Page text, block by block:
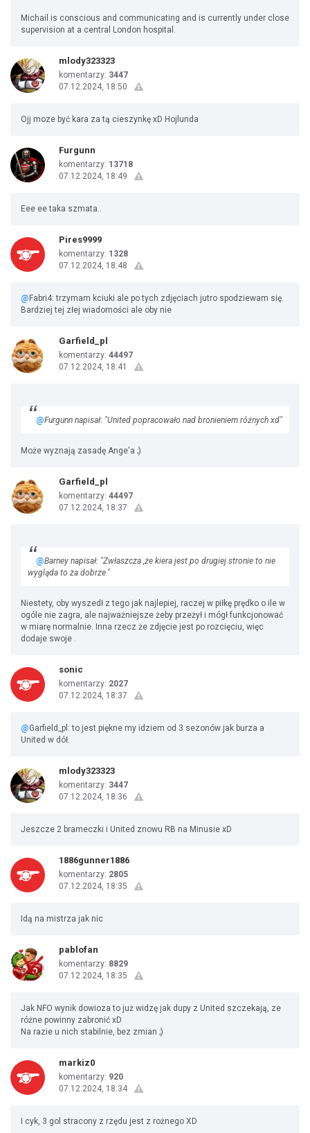
Michail is conscious and communicating and is currently under close
supervision at a central London hospital.
mlody323323
komentarzy: 3447
07.12.2024, 18:50
Ojj moze być kara za tą cieszynkę xD Hojlunda
Furgunn
komentarzy: 13718
07.12.2024, 18:49
Eee ee taka szmata..
Pires9999
komentarzy: 1328
07.12.2024, 18:48
@ Fabri4: trzymam kciuki ale po tych zdjęciach jutro spodziewam się.
Bardziej tej złej wiadomości ale oby nie
Garfield_pl
komentarzy: 44497
07.12.2024, 18:41
@Furgunn napisał: "United popracowało nad bronieniem różnych xd"
Może wyznają zasadę Ange'a ;)
Garfield_pl
komentarzy: 44497
07.12.2024, 18:37
@Barney napisał: "Zwłaszcza ,że kiera jest po drugiej stronie to nie
wygląda to za dobrze."
Niestety, oby wyszedł z tego jak najlepiej, raczej w piłkę prędko o ile w
ogóle nie zagra, ale najważniejsze żeby przeżył i mógł funkcjonować
w miarę normalnie. Inna rzecz że zdjęcie jest po rozcięciu, więc
dodaje swoje .
sonic
komentarzy: 2027
07.12.2024, 18:37
@Garfield_pl: to jest piękne my idziem od 3 sezonów jak burza a
United w dół.
mlody323323
komentarzy: 3447
07.12.2024, 18:36
Jeszcze 2 brameczki i United znowu RB na Minusie xD
1886gunner1886
komentarzy: 2805
07.12.2024, 18:35
Idą na mistrza jak nic
pablofan
komentarzy: 8829
07.12.2024, 18:35
Jak NFO wynik dowioza to już widzę jak dupy z United szczekają, ze
różne powinny zabronić xD
Na razie u nich stabilnie, bez zmian ;)
markiz0
komentarzy: 920
07.12.2024, 18:34
I cyk, 3 gol stracony z rzędu jest z rożnego XD